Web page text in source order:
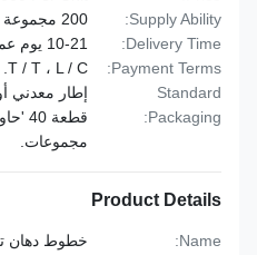
Supply Ability:
Delivery Time:
10-21 يوم عمل
Payment Terms:
T / T ، L / C.
Standard
Packaging:
مجموعات.
Product Details
Name:
خطوط دهان تصليح